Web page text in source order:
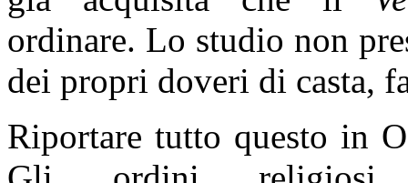
ordinare. Lo studio non
dei propri doveri di casta,
Riportare tutto questo in